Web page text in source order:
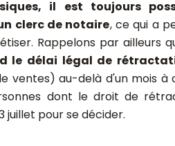
il est toujours
clerc de notaire, ce qui a
Rappelons par ailleurs
le délai légal de
ventes) au-delà d'un mois
dont le droit de
juillet pour se décider.